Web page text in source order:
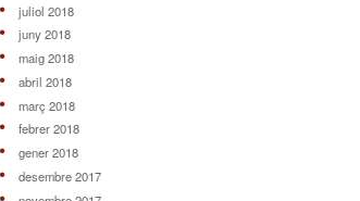
juliol 2018
juny 2018
maig 2018
abril 2018
març 2018
febrer 2018
gener 2018
desembre 2017